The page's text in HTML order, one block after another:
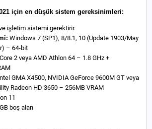
için en düşük sistem gereksinimleri:
işletim sistemi gerektirir.
Windows 7 (SP1), 8/8.1, 10 (Update 1903/May
– 64-bit
2 veya AMD Athlon 64 – 1.8 GHz +
GMA X4500, NVIDIA GeForce 9600M GT veya
Radeon HD 3650 – 256MB VRAM
11
boş alan